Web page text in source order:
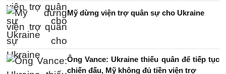
Mỹ dừng viện trợ quân sự cho Ukraine
Ông Vance: Ukraine thiếu quân để tiếp tục
chiến đấu, Mỹ không đủ tiền viện trợ